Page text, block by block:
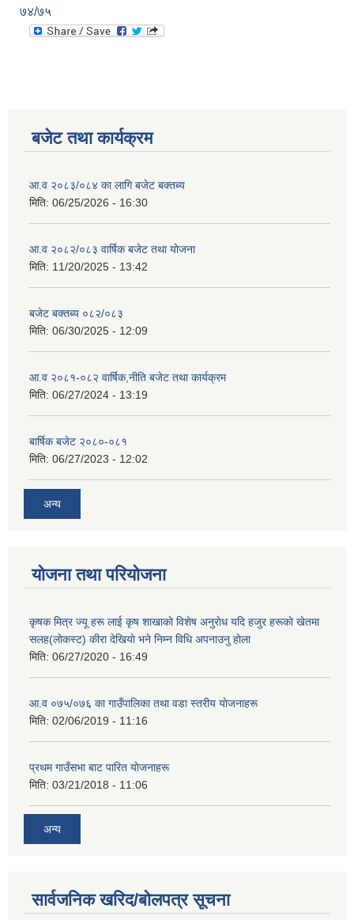
७४/७५
बजेट तथा कार्यक्रम
आ.व २०८३/०८४ का लागि बजेट बक्तब्य
मिति: 06/25/2026 - 16:30
आ.व २०८२/०८३ वार्षिक बजेट तथा योजना
मिति: 11/20/2025 - 13:42
बजेट बक्तब्य ०८२/०८३
मिति: 06/30/2025 - 12:09
आ.व २०८१-०८२ वार्षिक,नीति बजेट तथा कार्यक्रम
मिति: 06/27/2024 - 13:19
बार्षिक बजेट २०८०-०८१
मिति: 06/27/2023 - 12:02
अन्य
योजना तथा परियोजना
कृषक मित्र ज्यू हरू लाई कृष शाखाकाे विशेष अनुराेध यदि हजुर हरूकाे खेतमा
सलह(लाेकस्ट) कीरा देखियाे भने निम्न विधि अपनाउनु हाेला
मिति: 06/27/2020 - 16:49
आ‍.व ०७५/०७६ का गाउँपालिका तथा वडा स्तरीय याेजनाहरू
मिति: 02/06/2019 - 11:16
प्रथम गाउँसभा बाट पारित याेजनाहरू
मिति: 03/21/2018 - 11:06
अन्य
सार्वजनिक खरिद/बोलपत्र सूचना